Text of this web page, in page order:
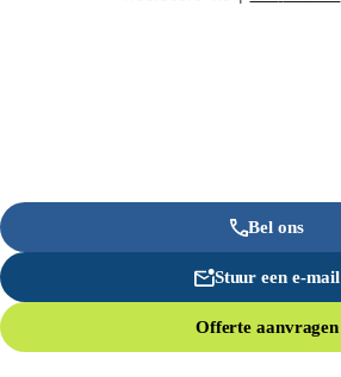
Bel ons
Stuur een e-mail
Offerte aanvragen